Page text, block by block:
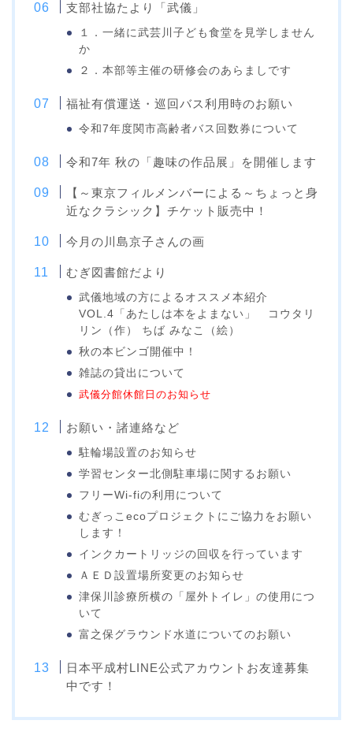
支部社協たより「武儀」
１．一緒に武芸川子ども食堂を見学しません
か
２．本部等主催の研修会のあらましです
福祉有償運送・巡回バス利用時のお願い
令和7年度関市高齢者バス回数券について
令和7年 秋の「趣味の作品展」を開催します
【～東京フィルメンバーによる～ちょっと身
近なクラシック】チケット販売中！
今月の川島京子さんの画
むぎ図書館だより
武儀地域の方によるオススメ本紹介
VOL.4「あたしは本をよまない」 コウタリ
リン（作） ちば みなこ（絵）
秋の本ビンゴ開催中！
雑誌の貸出について
武儀分館休館日のお知らせ
お願い・諸連絡など
駐輪場設置のお知らせ
学習センター北側駐車場に関するお願い
フリーWi-fiの利用について
むぎっこecoプロジェクトにご協力をお願い
します！
インクカートリッジの回収を行っています
ＡＥＤ設置場所変更のお知らせ
津保川診療所横の「屋外トイレ」の使用につ
いて
富之保グラウンド水道についてのお願い
日本平成村LINE公式アカウントお友達募集
中です！